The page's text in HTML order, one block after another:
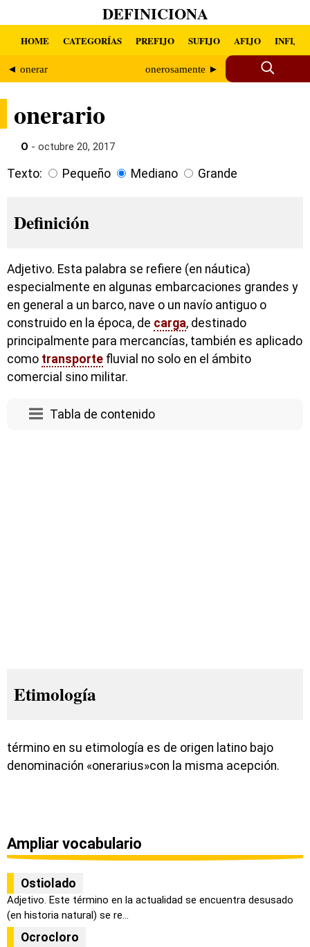
DEFINICIONA
HOME CATEGORÍAS PREFIJO SUFIJO AFIJO INFIJO
◄ onerar onerosamente ►
onerario
O - octubre 20, 2017
Texto: Pequeño Mediano Grande
Definición
Adjetivo. Esta palabra se refiere (en náutica)
especialmente en algunas embarcaciones grandes y
en general a un barco, nave o un navío antiguo o
construido en la época, de carga, destinado
principalmente para mercancías, también es aplicado
como transporte fluvial no solo en el ámbito
comercial sino militar.
Tabla de contenido
Etimología
término en su etimología es de origen latino bajo
denominación «onerarius»con la misma acepción.
Ampliar vocabulario
Ostiolado
Adjetivo. Este término en la actualidad se encuentra desusado
(en historia natural) se re...
Ocrocloro